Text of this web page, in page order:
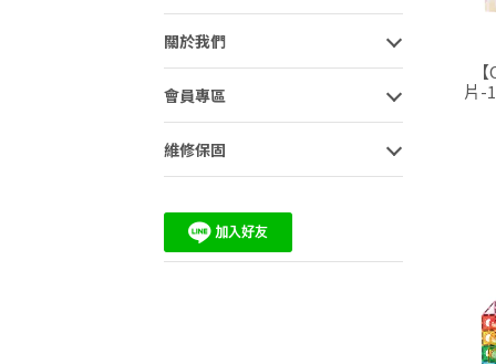
關於我們
會員專區
維修保固
片-